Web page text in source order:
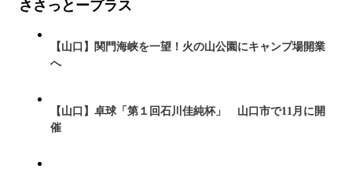
ささっとープラス
【山口】関門海峡を一望！火の山公園にキャンプ場開業
へ
【山口】卓球「第１回石川佳純杯」 山口市で11月に開
催